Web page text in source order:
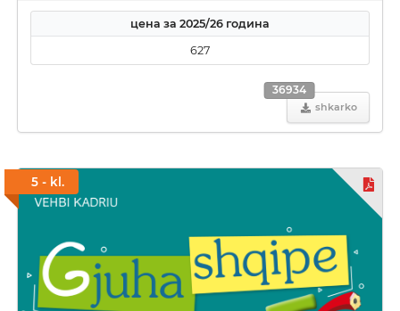
цена за 2025/26 година
627
shkarko
36934
5 - kl.